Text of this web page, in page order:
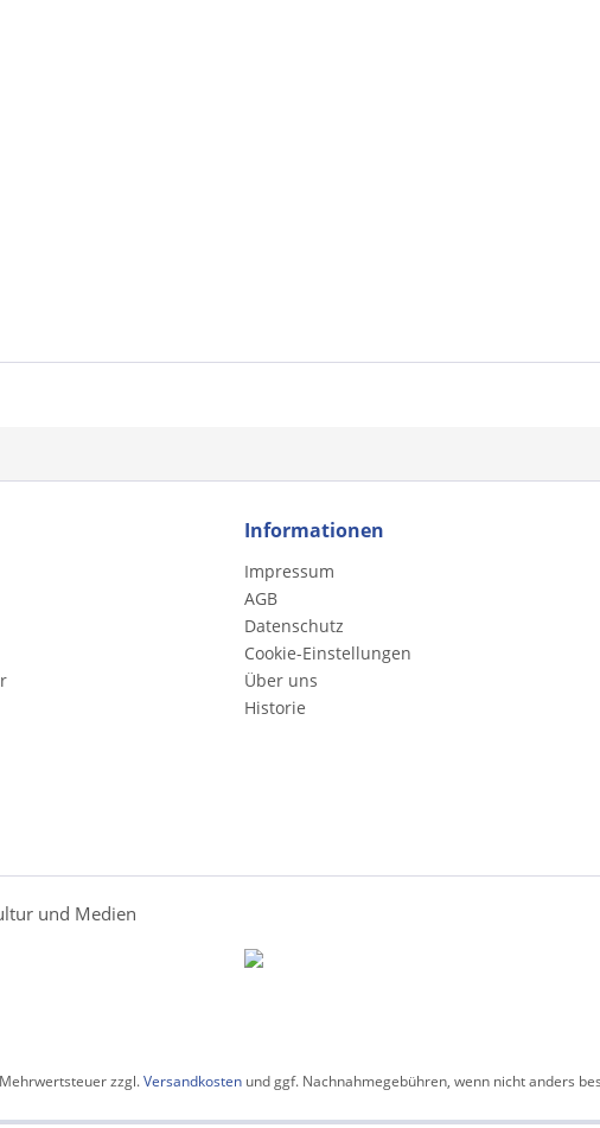
Informationen
Impressum
AGB
Datenschutz
Cookie-Einstellungen
Über uns
Historie
und Medien
zzgl.Versandkostenund ggf. Nachnahmegebühren, wenn nicht anders